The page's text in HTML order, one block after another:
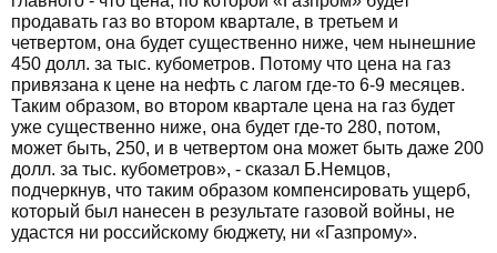
продавать газ во втором квартале, в третьем и
четвертом, она будет существенно ниже, чем нынешние
450 долл. за тыс. кубометров. Потому что цена на газ
привязана к цене на нефть с лагом где-то 6-9 месяцев.
Таким образом, во втором квартале цена на газ будет
уже существенно ниже, она будет где-то 280, потом,
может быть, 250, и в четвертом она может быть даже 200
долл. за тыс. кубометров», - сказал Б.Немцов,
подчеркнув, что таким образом компенсировать ущерб,
который был нанесен в результате газовой войны, не
удастся ни российскому бюджету, ни «Газпрому».